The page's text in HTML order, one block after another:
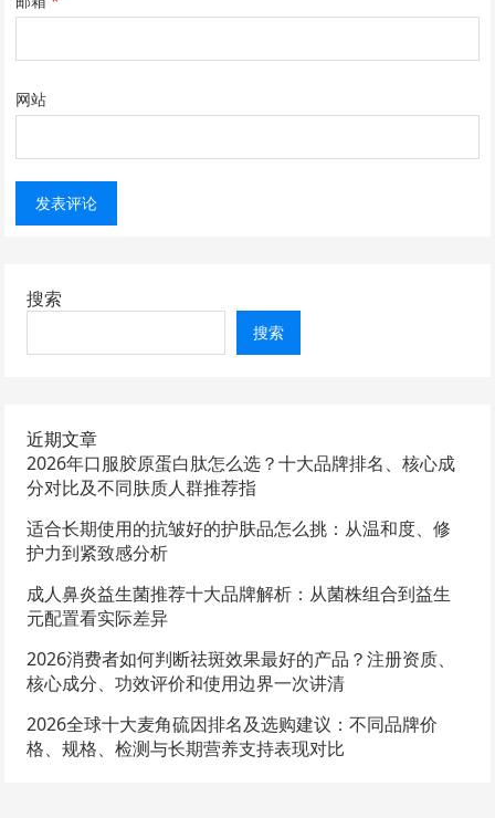
网站
搜索
搜索
近期文章
2026年口服胶原蛋白肽怎么选？十大品牌排名、核心成
分对比及不同肤质人群推荐指
适合长期使用的抗皱好的护肤品怎么挑：从温和度、修
护力到紧致感分析
成人鼻炎益生菌推荐十大品牌解析：从菌株组合到益生
元配置看实际差异
2026消费者如何判断祛斑效果最好的产品？注册资质、
核心成分、功效评价和使用边界一次讲清
2026全球十大麦角硫因排名及选购建议：不同品牌价
格、规格、检测与长期营养支持表现对比